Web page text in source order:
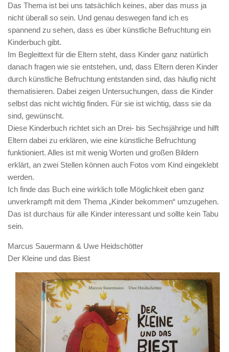
Das Thema ist bei uns tatsächlich keines, aber das muss ja
nicht überall so sein. Und genau deswegen fand ich es
spannend zu sehen, dass es über künstliche Befruchtung ein
Kinderbuch gibt.
Im Begleittext für die Eltern steht, dass Kinder ganz natürlich
danach fragen wie sie entstehen, und, dass Eltern deren Kinder
durch künstliche Befruchtung entstanden sind, das häufig nicht
thematisieren. Dabei zeigen Untersuchungen, dass die Kinder
selbst das nicht wichtig finden. Für sie ist wichtig, dass sie da
sind, gewünscht.
Diese Kinderbuch richtet sich an Drei- bis Sechsjährige und hilft
Eltern dabei zu erklären, wie eine künstliche Befruchtung
funktioniert. Alles ist mit wenig Worten und großen Bildern
erklärt, an zwei Stellen können auch Fotos vom Kind eingeklebt
werden.
Ich finde das Buch eine wirklich tolle Möglichkeit eben ganz
unverkrampft mit dem Thema „Kinder bekommen“ umzugehen.
Das ist durchaus für alle Kinder interessant und sollte kein Tabu
sein.
Marcus Sauermann & Uwe Heidschötter
Der Kleine und das Biest